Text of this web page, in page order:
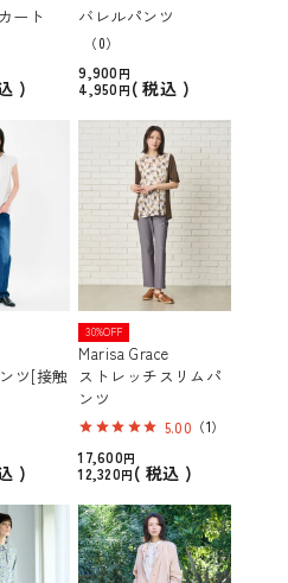
ート
バレルパンツ
（0）
9,900
4,950
税込
ツ[接触
30%OFF
Marisa Grace
ストレッチスリムパ
ンツ
5.00 （1）
17,600
12,320
税込